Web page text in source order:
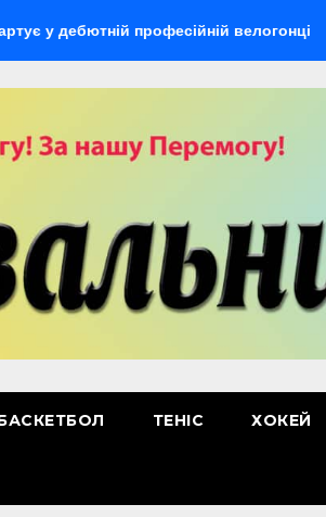
професійній велогонці У
ТЕНІС ХОКЕЙ